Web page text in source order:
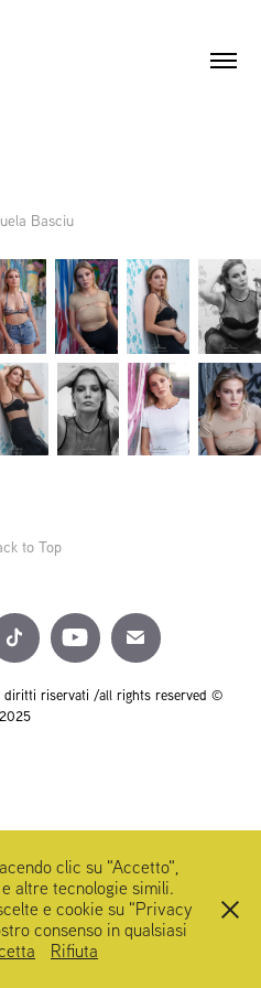
Basciu
to Top
diritti riservati /all rights reserved ©
2025
clic su "Accetto",
altre tecnologie simili.
e cookie su "Privacy
consenso in qualsiasi
Rifiuta